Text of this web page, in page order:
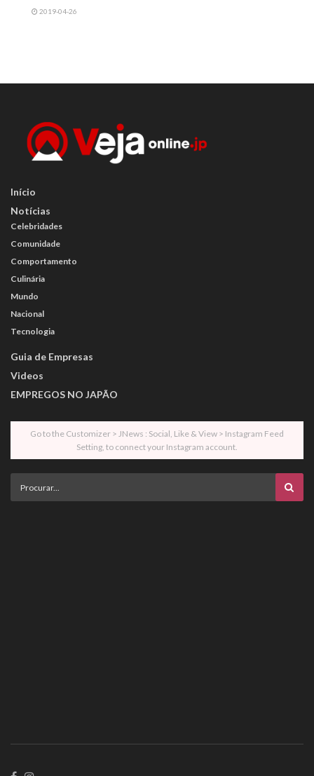
2019-04-26
Início
Notícias
Celebridades
Comunidade
Comportamento
Culinária
Mundo
Nacional
Tecnologia
Guia de Empresas
Videos
EMPREGOS NO JAPÃO
Go to the Customizer > JNews : Social, Like & View > Instagram Feed
Setting, to connect your Instagram account.